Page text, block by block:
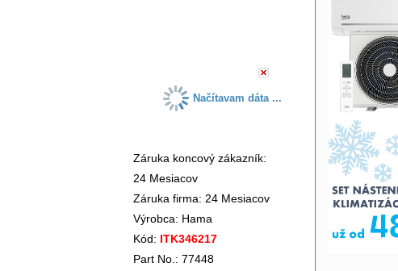
Načítavam dáta ...
Záruka koncový zákazník:
24 Mesiacov
Záruka firma: 24 Mesiacov
Výrobca: Hama
Kód: ITK346217
Part No.: 77448